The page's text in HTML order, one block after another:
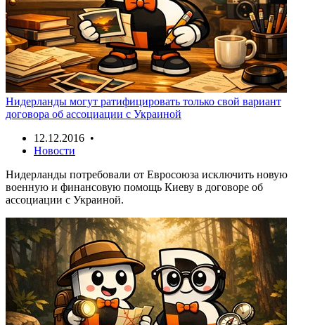
Нидерланды могут ратифицировать только свой вариант
договора об ассоциации с Украиной
12.12.2016 •
Новости
Нидерланды потребовали от Евросоюза исключить новую
военную и финансовую помощь Киеву в договоре об
ассоциации с Украиной.